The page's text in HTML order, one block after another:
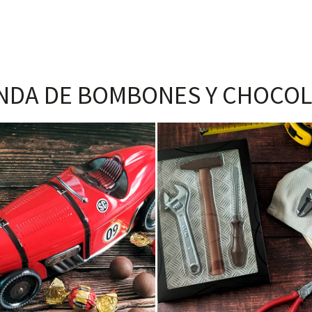
DE BOMBONES Y